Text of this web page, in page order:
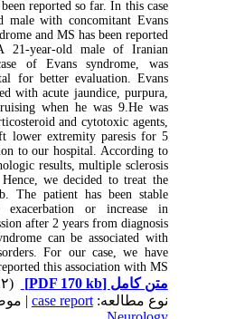
been reported so far. In this case
male with concomitant Evans
and MS has been reported.
A 21-year-old male of Iranian
of Evans syndrome, was
for better evaluation. Evans
with acute jaundice, purpura,
bruising when he was 9.He was
and cytotoxic agents,
lower extremity paresis for 5
to our hospital. According to
results, multiple sclerosis
Hence, we decided to treat the
The patient has been stable
exacerbation or increase in
after 2 years from diagnosis.
can be associated with
For our case, we have
reported this association with MS.
متن کامل[PDF 170 kb]
نوع مطالعه:case report
|